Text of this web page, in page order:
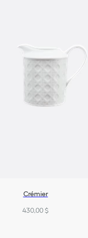
Crémier
430,00 $